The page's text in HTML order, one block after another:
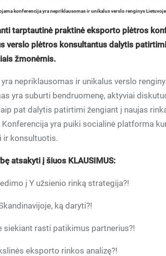
konferencija yra nepriklausomas ir unikalus verslo renginys
tarptautinė praktinė eksporto plėtros
verslo plėtros konsultantus dalytis
žmonėmis.
nepriklausomas ir unikalus verslo
yra suburti bendruomenę, aktyviai
pat dalytis patirtimi žengiant į naujas
Konferencija yra puiki socialinė platforma
ir konsultuotis.
atsakyti į šiuos KLAUSIMUS:
į Y užsienio rinką strategija?!
ką daryti?!
siekiant rasti patikimus partnerius?!
eksporto rinkos analizę?!